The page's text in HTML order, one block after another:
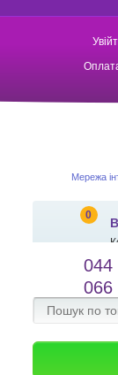
Мережа
0
Зворотній
044
066